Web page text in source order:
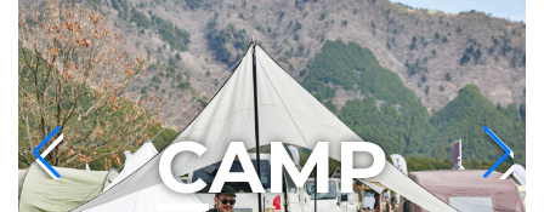
CAMP